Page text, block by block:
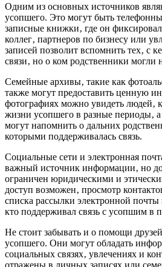
Одним из основных источников
усопшего. Это могут быть
записные книжки‚ где он
коллег‚ партнеров по бизнесу или
записей позволит вспомнить тех‚ с
связи‚ но о ком родственники могли
Семейные архивы‚ такие как
также могут предоставить ценную
фотографиях можно увидеть людей‚
жизни усопшего в разные периоды‚
могут напомнить о дальних
которыми поддерживалась связь.
Социальные сети и электронная
важный источник информации‚ но
ограничен юридическими и
доступ возможен‚ просмотр
списка рассылки электронной почты
кто поддерживал связь с усопшим в
Не стоит забывать и о помощи
усопшего. Они могут обладать
социальных связях‚ увлечениях и
отражены в личных записях или